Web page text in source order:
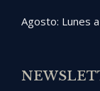
Agosto: Lunes